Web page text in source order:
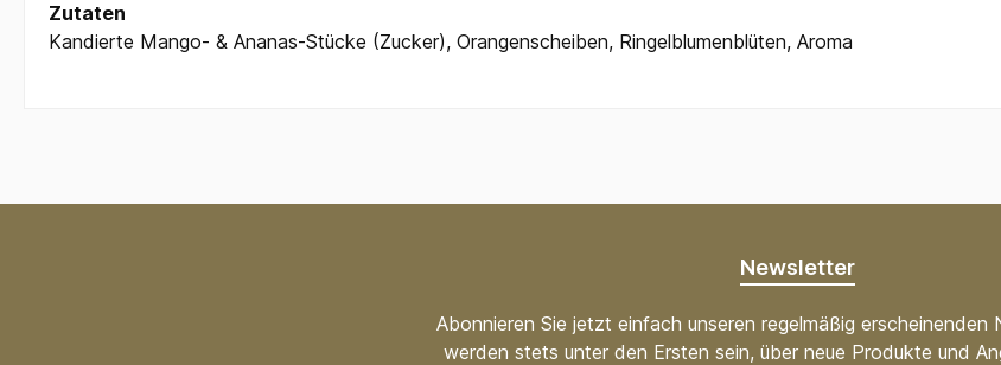
Zutaten
Kandierte Mango- & Ananas-Stücke (Zucker), Orangenscheiben, Ringelblumenblüten, Aroma
Newsletter
Abonnieren Sie jetzt einfach unseren regelmäßig erscheinenden
werden stets unter den Ersten sein, über neue Produkte und